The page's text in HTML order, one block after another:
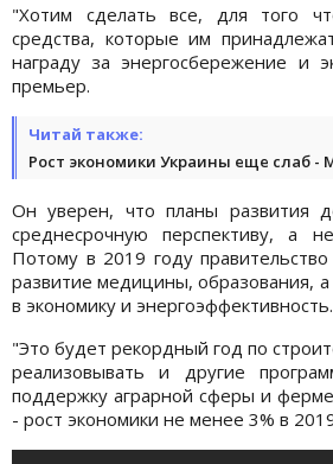
"Хотим сделать все, для того
средства, которые им
награду за энергосбережение и
премьер.
Читай также:
Рост экономики Украины еще слаб -
Он уверен, что планы развития
среднесрочную перспективу, а
Потому в 2019 году
развитие медицины, образования, а
в экономику и энергоэффективность.
"Это будет рекордный год по
реализовывать и другие
поддержку аграрной сферы и
- рост экономики не менее 3% в